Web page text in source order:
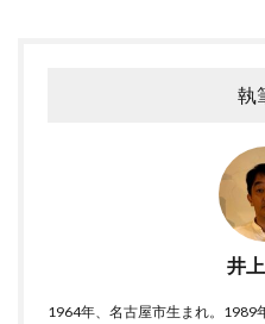
執
井
1964年、名古屋市生まれ。1989